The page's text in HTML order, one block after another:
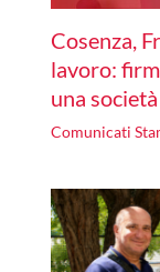
Cosenza,
lavoro:
una
Comunicati